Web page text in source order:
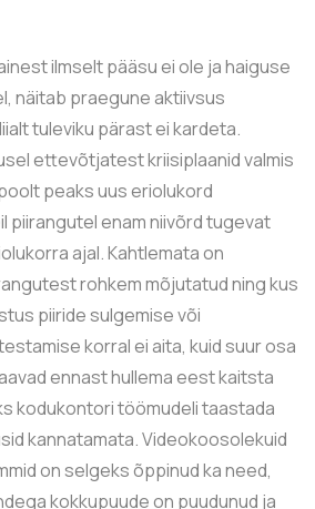
ilmselt pääsu ei ole ja haiguse
näitab praegune aktiivsus
tuleviku pärast ei kardeta.
ettevõtjatest kriisiplaanid valmis
peaks uus eriolukord
piirangutel enam niivõrd tugevat
ajal. Kahtlemata on
rohkem mõjutatud ning kus
piiride sulgemise või
korral ei aita, kuid suur osa
ennast hullema eest kaitsta
kodukontori töömudeli taastada
kannatamata. Videokoosolekuid
on selgeks õppinud ka need,
kokkupuude on puudunud ja